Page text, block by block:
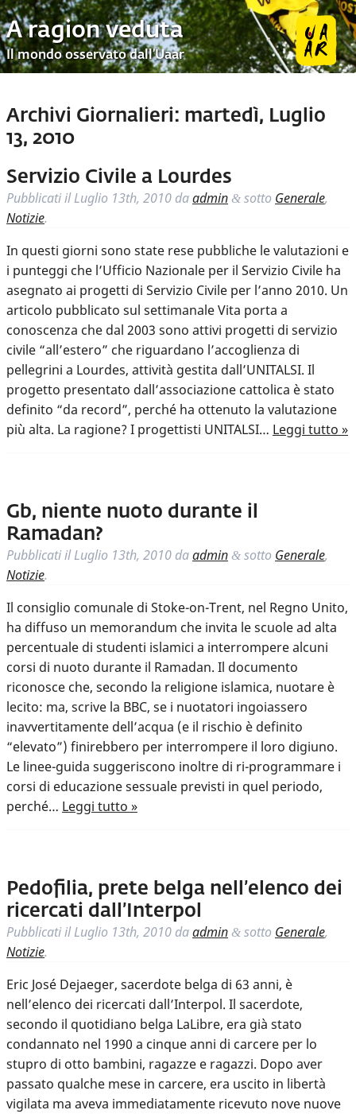
A ragion veduta
Il mondo osservato dall’Uaar
Archivi Giornalieri: martedì, Luglio
13, 2010
Servizio Civile a Lourdes
Pubblicati ilLuglio 13th, 2010 daadmin & sotto Generale,
Notizie.
In questi giorni sono state rese pubbliche le valutazioni e
i punteggi che l’Ufficio Nazionale per il Servizio Civile ha
asegnato ai progetti di Servizio Civile per l’anno 2010. Un
articolo pubblicato sul settimanale Vita porta a
conoscenza che dal 2003 sono attivi progetti di servizio
civile “all’estero” che riguardano l’accoglienza di
pellegrini a Lourdes, attività gestita dall’UNITALSI. Il
progetto presentato dall’associazione cattolica è stato
definito “da record”, perché ha ottenuto la valutazione
più alta. La ragione? I progettisti UNITALSI… Leggi tutto »
Gb, niente nuoto durante il
Ramadan?
Pubblicati ilLuglio 13th, 2010 daadmin & sotto Generale,
Notizie.
Il consiglio comunale di Stoke-on-Trent, nel Regno Unito,
ha diffuso un memorandum che invita le scuole ad alta
percentuale di studenti islamici a interrompere alcuni
corsi di nuoto durante il Ramadan. Il documento
riconosce che, secondo la religione islamica, nuotare è
lecito: ma, scrive la BBC, se i nuotatori ingoiassero
inavvertitamente dell’acqua (e il rischio è definito
“elevato”) finirebbero per interrompere il loro digiuno.
Le linee-guida suggeriscono inoltre di ri-programmare i
corsi di educazione sessuale previsti in quel periodo,
perché… Leggi tutto »
Pedofilia, prete belga nell’elenco dei
ricercati dall’Interpol
Pubblicati ilLuglio 13th, 2010 daadmin & sotto Generale,
Notizie.
Eric José Dejaeger, sacerdote belga di 63 anni, è
nell’elenco dei ricercati dall’Interpol. Il sacerdote,
secondo il quotidiano belga LaLibre, era già stato
condannato nel 1990 a cinque anni di carcere per lo
stupro di otto bambini, ragazze e ragazzi. Dopo aver
passato qualche mese in carcere, era uscito in libertà
vigilata ma aveva immediatamente ricevuto nove nuove